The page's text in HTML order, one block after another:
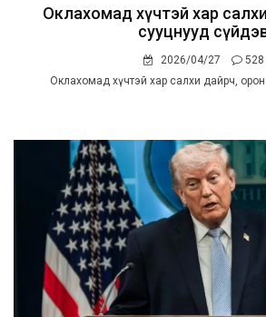
Оклахомад хүчтэй хар
сууцнууд
2026/04/27
528
Оклахомад хүчтэй хар салхи дайрч,